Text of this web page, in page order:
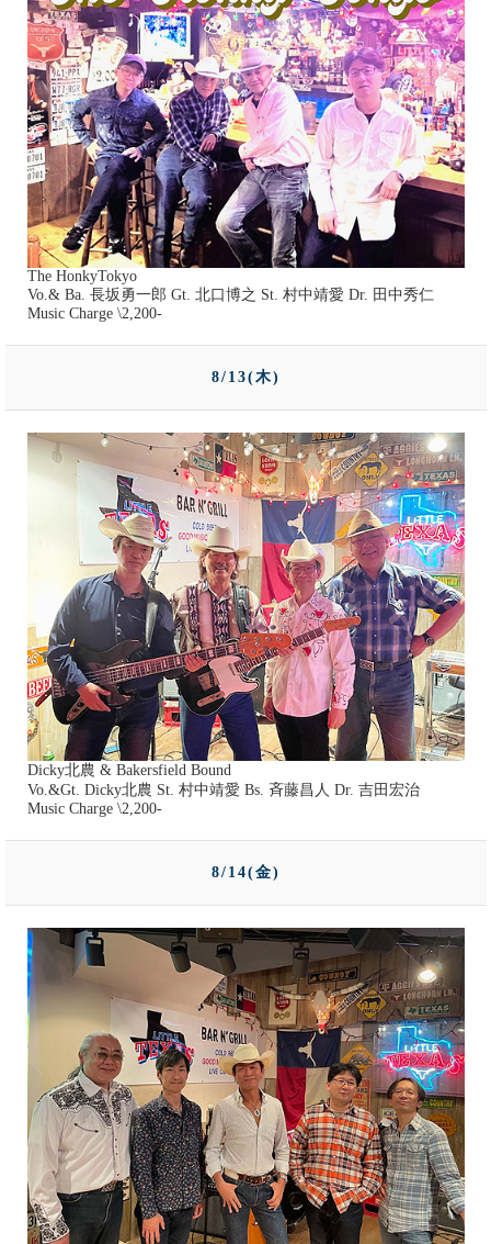
The HonkyTokyo
Vo.& Ba. 長坂勇一郎 Gt. 北口博之 St. 村中靖愛 Dr. 田中秀仁
Music Charge \2,200-
8/13(木)
Dicky北農 & Bakersfield Bound
Vo.&Gt. Dicky北農 St. 村中靖愛 Bs. 斉藤昌人 Dr. 吉田宏治
Music Charge \2,200-
8/14(金)